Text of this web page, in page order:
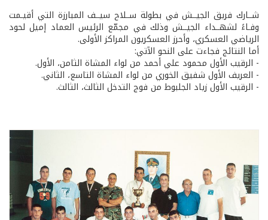
شــارك فريق الجيــش في بطولة ســلاح سيــف المبارزة التي أقيـمت
وفـاءً لشهــداء الجيــش وذلك في مجمّع الرئيس العماد إميل لحود
الرياضي العسكري، وأحرز العسكريون المراكز الأولى.
أما النتائج فجاءت على النحو الآتي:
- الرقيب الأول محمود علي أحمد من لواء المشاة الثامن، الأول.
- العريف الأول شفيق الخوري من لواء المشاة التاسع، الثاني.
- الرقيب الأول زياد الجلبوط من فوج التدخل الثالث، الثالث.